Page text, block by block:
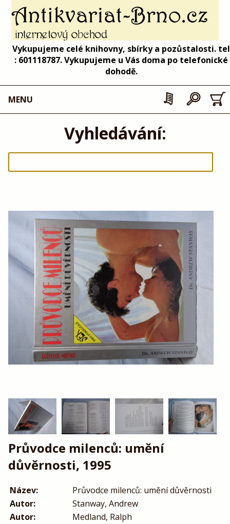
Vykupujeme celé knihovny, sbírky a pozůstalosti. tel
: 601118787. Vykupujeme u Vás doma po telefonické
dohodě.
MENU
Vyhledávání:
Průvodce milenců: umění
důvěrnosti, 1995
Název:
Průvodce milenců: umění důvěrnosti
Autor:
Stanway, Andrew
Autor:
Medland, Ralph